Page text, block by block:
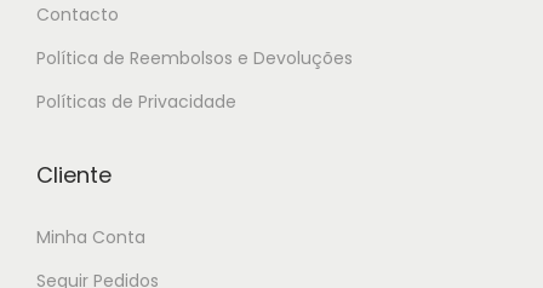
Contacto
Política de Reembolsos e Devoluções
Políticas de Privacidade
Cliente
Minha Conta
Seguir Pedidos